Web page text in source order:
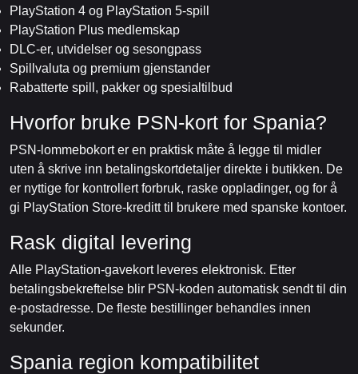
PlayStation 4 og PlayStation 5-spill
PlayStation Plus medlemskap
DLC-er, utvidelser og sesongpass
Spillvaluta og premium gjenstander
Rabatterte spill, pakker og spesialtilbud
Hvorfor bruke PSN-kort for Spania?
PSN-lommebokort er en praktisk måte å legge til midler
uten å skrive inn betalingskortdetaljer direkte i butikken. De
er nyttige for kontrollert forbruk, raske oppladinger, og for å
gi PlayStation Store-kreditt til brukere med spanske kontoer.
Rask digital levering
Alle PlayStation-gavekort leveres elektronisk. Etter
betalingsbekreftelse blir PSN-koden automatisk sendt til din
e-postadresse. De fleste bestillinger behandles innen
sekunder.
Spania region kompatibilitet